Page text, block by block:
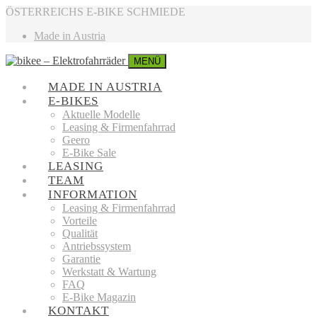
ÖSTERREICHS E-BIKE SCHMIEDE
Made in Austria
MENÜ
MADE IN AUSTRIA
E-BIKES
Aktuelle Modelle
Leasing & Firmenfahrrad
Geero
E-Bike Sale
LEASING
TEAM
INFORMATION
Leasing & Firmenfahrrad
Vorteile
Qualität
Antriebssystem
Garantie
Werkstatt & Wartung
FAQ
E-Bike Magazin
KONTAKT